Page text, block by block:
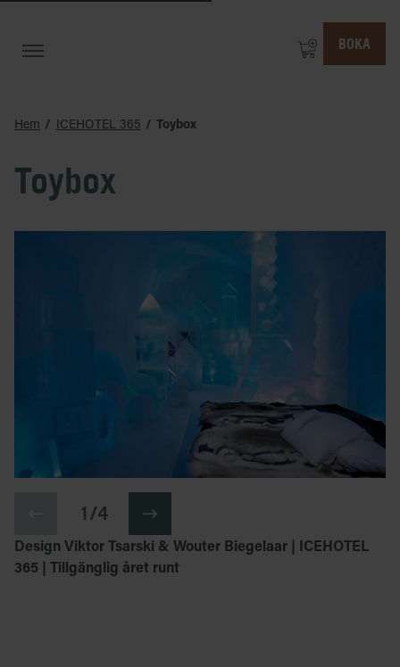
BOKA
Hem ICEHOTEL 365 Toybox
Toybox
Design Viktor Tsarski & Wouter Biegelaar | ICEHOTEL
365 | Tillgänglig året runt
1 / 4